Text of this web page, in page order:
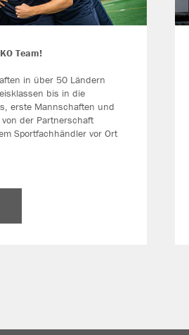
Team!
in über 50 Ländern
bis in die
erste Mannschaften und
der Partnerschaft
Sportfachhändler vor Ort